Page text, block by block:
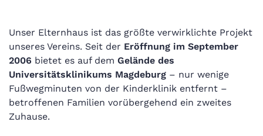
Unser Elternhaus ist das größte verwirklichte Projekt
unseres Vereins. Seit der Eröffnung im September
2006 bietet es auf dem Gelände des
Universitätsklinikums Magdeburg – nur wenige
Fußwegminuten von der Kinderklinik entfernt –
betroffenen Familien vorübergehend ein zweites
Zuhause.